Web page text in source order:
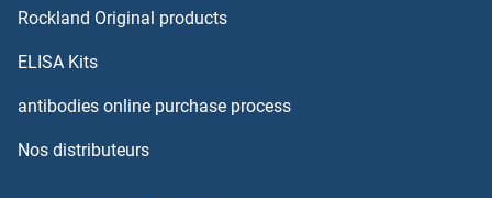
S100A8 Kits ELISA
S100A9 Kits ELISA
S100B Kits ELISA
Rockland Original products
ELISA Kits
antibodies online purchase process
Nos distributeurs